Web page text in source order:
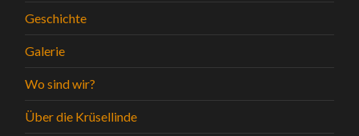
Geschichte
Galerie
Wo sind wir?
Über die Krüsellinde